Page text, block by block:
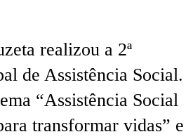
realizou a 2ª
de Assistência Social.
“Assistência Social
transformar vidas” e